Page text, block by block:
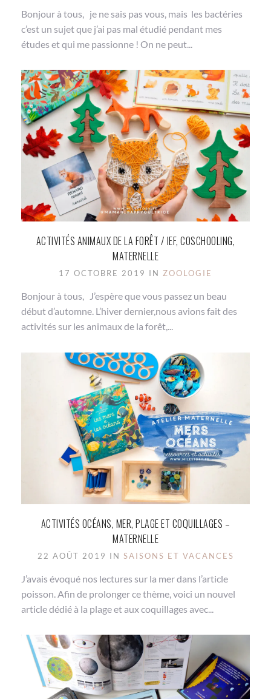
Bonjour à tous, je ne sais pas vous, mais les bactéries
c’est un sujet que j’ai pas mal étudié pendant mes
études et qui me passionne ! On ne peut...
ACTIVITÉS ANIMAUX DE LA FORÊT / IEF, COSCHOOLING,
MATERNELLE
17 OCTOBRE 2019 IN ZOOLOGIE
Bonjour à tous, J’espère que vous passez un beau
début d’automne. L’hiver dernier,nous avions fait des
activités sur les animaux de la forêt,...
ACTIVITÉS OCÉANS, MER, PLAGE ET COQUILLAGES –
MATERNELLE
22 AOÛT 2019 IN SAISONS ET VACANCES
J’avais évoqué nos lectures sur la mer dans l’article
poisson. Afin de prolonger ce thème, voici un nouvel
article dédié à la plage et aux coquillages avec...